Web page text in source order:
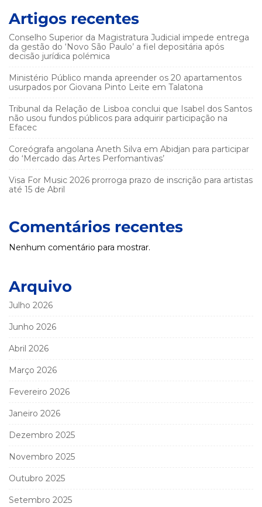
Artigos recentes
Conselho Superior da Magistratura Judicial impede entrega
da gestão do ‘Novo São Paulo’ a fiel depositária após
decisão jurídica polémica
Ministério Público manda apreender os 20 apartamentos
usurpados por Giovana Pinto Leite em Talatona
Tribunal da Relação de Lisboa conclui que Isabel dos Santos
não usou fundos públicos para adquirir participação na
Efacec
Coreógrafa angolana Aneth Silva em Abidjan para participar
do ‘Mercado das Artes Perfomantivas’
Visa For Music 2026 prorroga prazo de inscrição para artistas
até 15 de Abril
Comentários recentes
Nenhum comentário para mostrar.
Arquivo
Julho 2026
Junho 2026
Abril 2026
Março 2026
Fevereiro 2026
Janeiro 2026
Dezembro 2025
Novembro 2025
Outubro 2025
Setembro 2025